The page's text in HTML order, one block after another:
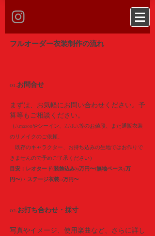
フルオーダー衣装制作の流れ
01.お問合せ
まずは、お気軽にお問い合わせください。予
算等もご相談ください。
（Amazonやシーイン、ZARA等のお値段、また通販衣装
のリメイクのご依頼、
既存のキャラクター、お持ち込みの生地ではお作りで
きませんので予めご了承ください）
目安：レオタード(装飾込み)9万円〜(無地ベース5万
円〜)・ステージ衣装12万円〜
02.お打ち合わせ・採寸
写真やイメージ、使用楽曲など、さらに詳し